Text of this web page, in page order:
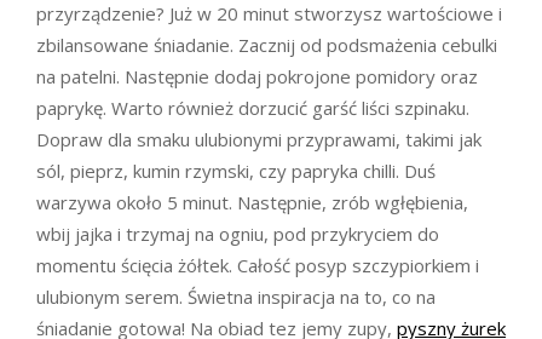
przyrządzenie? Już w 20 minut stworzysz wartościowe i
zbilansowane śniadanie. Zacznij od podsmażenia cebulki
na patelni. Następnie dodaj pokrojone pomidory oraz
paprykę. Warto również dorzucić garść liści szpinaku.
Dopraw dla smaku ulubionymi przyprawami, takimi jak
sól, pieprz, kumin rzymski, czy papryka chilli. Duś
warzywa około 5 minut. Następnie, zrób wgłębienia,
wbij jajka i trzymaj na ogniu, pod przykryciem do
momentu ścięcia żółtek. Całość posyp szczypiorkiem i
ulubionym serem. Świetna inspiracja na to, co na
śniadanie gotowa! Na obiad tez jemy zupy, pyszny żurek